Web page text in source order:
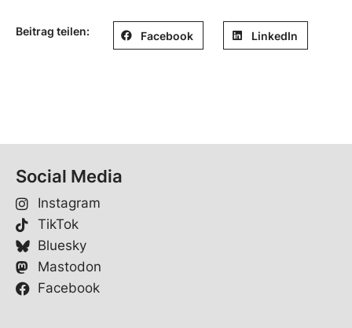
Beitrag teilen: Facebook LinkedIn
Social Media
Instagram
TikTok
Bluesky
Mastodon
Facebook